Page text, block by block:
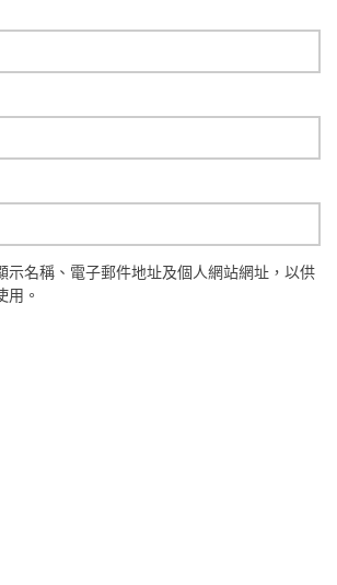
示名稱、電子郵件地址及個人網站網址，以供
用。